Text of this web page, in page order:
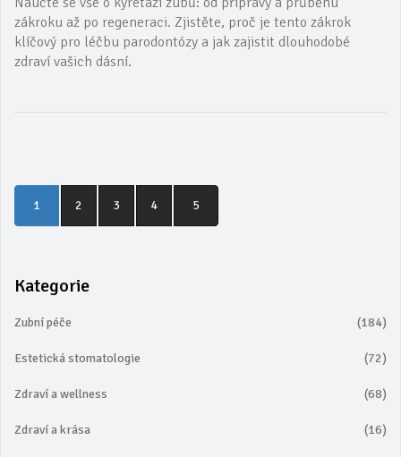
zákroku až po regeneraci. Zjistěte, proč je tento zákrok
klíčový pro léčbu parodontózy a jak zajistit dlouhodobé
zdraví vašich dásní.
1 2 3 4 5
Kategorie
Zubní péče (184)
Estetická stomatologie (72)
Zdraví a wellness (68)
Zdraví a krása (16)